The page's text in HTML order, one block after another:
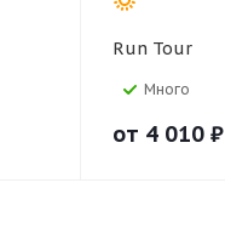
Run Tour
Много
от 4 010 ₽